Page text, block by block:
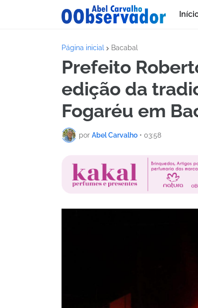
Página inicial Bacabal
Prefeito
edição da
Fogaréu em
por Abel Carvalho • 03:58